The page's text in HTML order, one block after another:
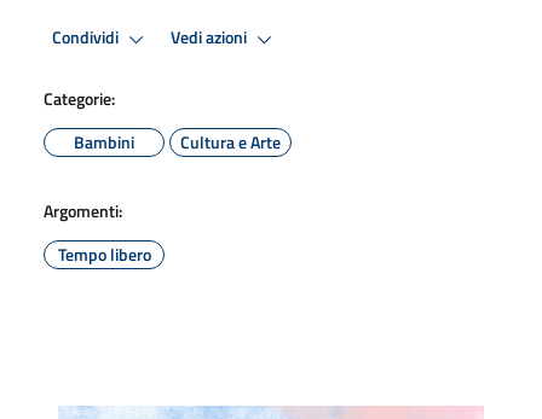
Condividi Vedi azioni
Categorie:
Bambini
Cultura e Arte
Argomenti:
Tempo libero